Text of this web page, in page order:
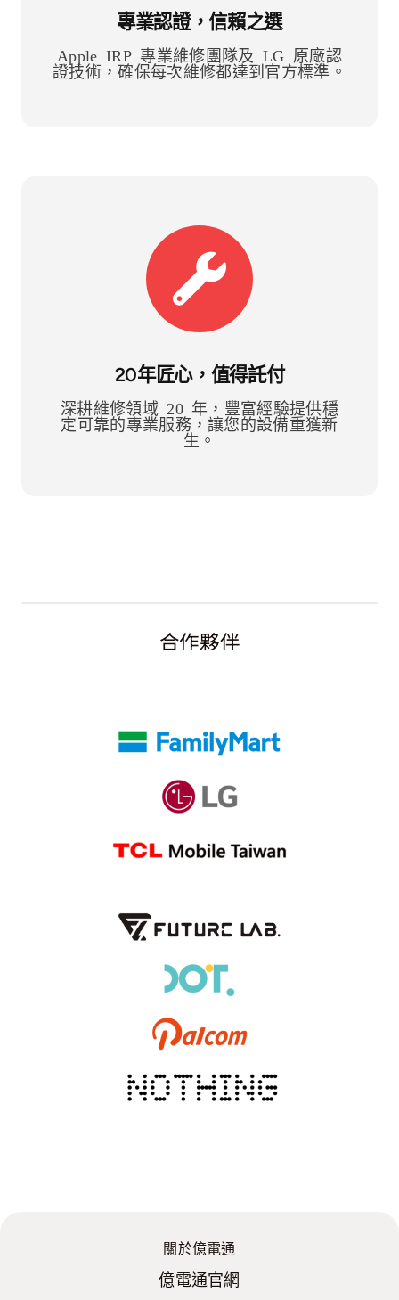
專業認證，信賴之選
Apple IRP 專業維修團隊及 LG 原廠認
證技術，確保每次維修都達到官方標準。
20年匠心，值得託付
深耕維修領域 20 年，豐富經驗提供穩
定可靠的專業服務，讓您的設備重獲新
生。
合作夥伴
關於億電通
億電通官網